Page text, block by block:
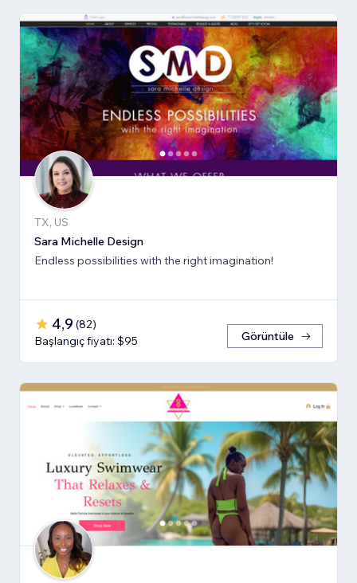
TX, US
Sara Michelle Design
Endless possibilities with the right imagination!
4,9 (82)
Başlangıç fiyatı: $95
Görüntüle